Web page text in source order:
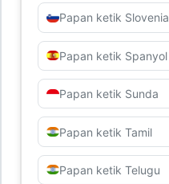
Papan ketik Slovenia
Papan ketik Spanyol
Papan ketik Sunda
Papan ketik Tamil
Papan ketik Telugu